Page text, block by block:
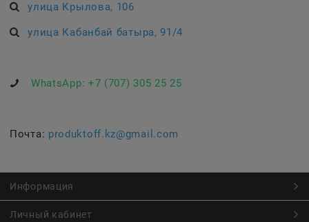
улица Крылова, 106
улица Кабанбай батыра, 91/4
WhatsApp: +7 (707) 305 25 25
Почта: produktoff.kz@gmail.com
Информация
Личный кабинет